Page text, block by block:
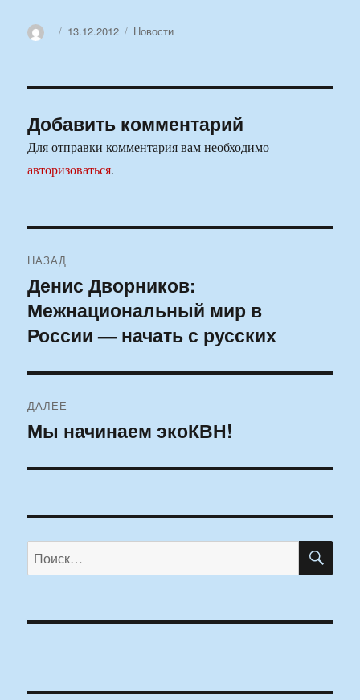
АвторОпубликовано
13.12.2012 Рубрики
Новости
Добавить комментарий
Для отправки комментария вам необходимо
авторизоваться.
по
записям
НАЗАД
Предыдущая
запись:
Денис Дворников:
Межнациональный мир в
России — начать с русских
ДАЛЕЕ
Следующая
Мы начинаем экоКВН!
Искать: